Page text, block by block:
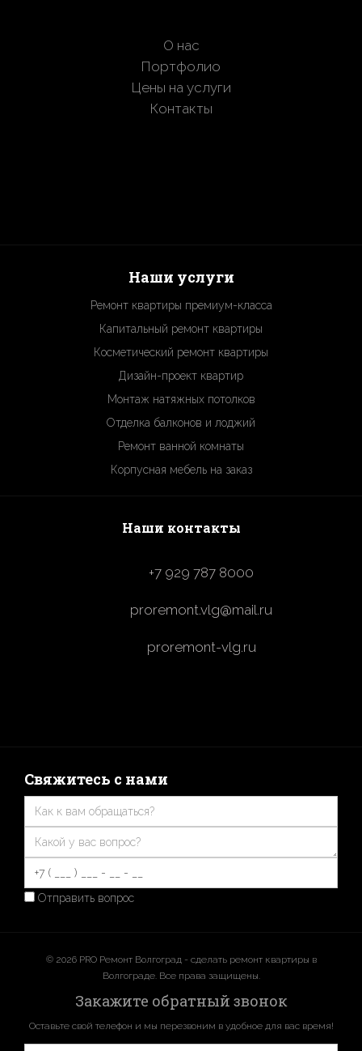
О нас
Портфолио
Цены на услуги
Контакты
Наши услуги
Ремонт квартиры премиум-класса
Капитальный ремонт квартиры
Косметический ремонт квартиры
Дизайн-проект квартир
Монтаж натяжных потолков
Отделка балконов и лоджий
Ремонт ванной комнаты
Корпусная мебель на заказ
Наши контакты
+7 929 787 8000
proremont.vlg@mail.ru
proremont-vlg.ru
Свяжитесь с нами
Отправить вопрос
© 2026 PRO Ремонт Волгоград - сделать ремонт квартиры в
Волгограде. Все права защищены.
Закажите обратный звонок
Оставьте свой телефон и мы перезвоним в удобное для вас время!